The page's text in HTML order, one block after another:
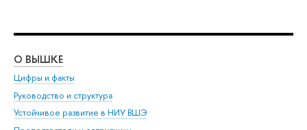
О ВЫШКЕ
Цифры и факты
Руководство и структура
Устойчивое развитие в НИУ ВШЭ